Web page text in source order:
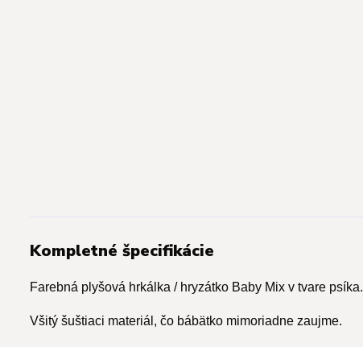
Kompletné špecifikácie
Farebná plyšová hrkálka / hryzátko Baby Mix v tvare psíka.
Všitý šuštiaci materiál, čo bábätko mimoriadne zaujme.